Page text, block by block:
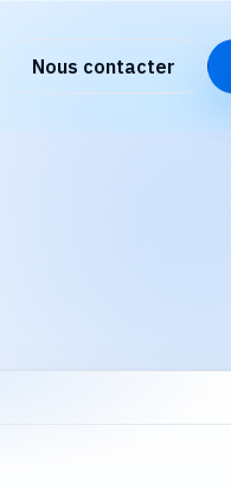
Nous contacter